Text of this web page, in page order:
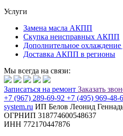
Услуги
Замена масла АКПП
Скупка неисправных АКПП
Дополнительное
Доставка АКПП в регионы
Мы всегда на связи:
Записаться на ремонт Заказать
+7 (967) 289-69-92 +7 (495) 969-48-
system.ru ИП Белов Леонид
ОГРНИП 318774600548637
ИНН 772170447876